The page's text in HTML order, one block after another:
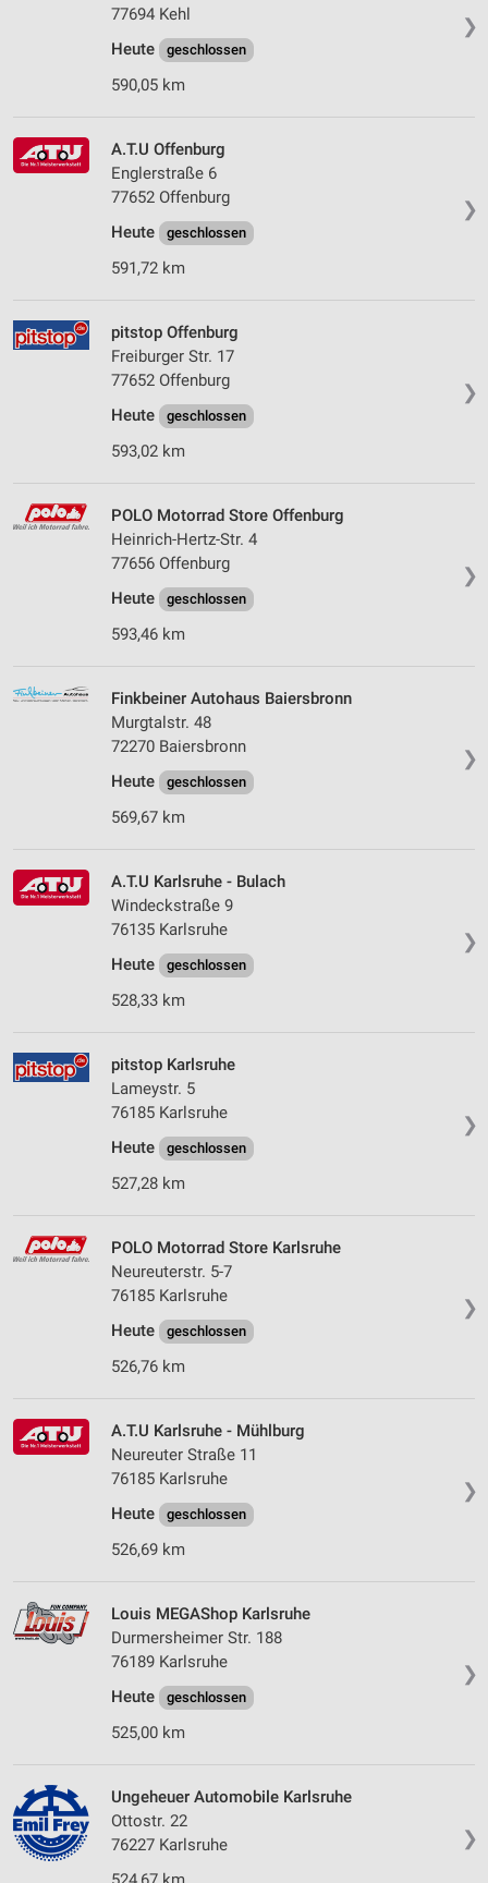
❯
77694 Kehl
Heute
geschlossen
590,05 km
❯
A.T.U Offenburg
Englerstraße 6
77652 Offenburg
Heute
geschlossen
591,72 km
❯
pitstop Offenburg
Freiburger Str. 17
77652 Offenburg
Heute
geschlossen
593,02 km
❯
POLO Motorrad Store Offenburg
Heinrich-Hertz-Str. 4
77656 Offenburg
Heute
geschlossen
593,46 km
❯
Finkbeiner Autohaus Baiersbronn
Murgtalstr. 48
72270 Baiersbronn
Heute
geschlossen
569,67 km
❯
A.T.U Karlsruhe - Bulach
Windeckstraße 9
76135 Karlsruhe
Heute
geschlossen
528,33 km
❯
pitstop Karlsruhe
Lameystr. 5
76185 Karlsruhe
Heute
geschlossen
527,28 km
❯
POLO Motorrad Store Karlsruhe
Neureuterstr. 5-7
76185 Karlsruhe
Heute
geschlossen
526,76 km
❯
A.T.U Karlsruhe - Mühlburg
Neureuter Straße 11
76185 Karlsruhe
Heute
geschlossen
526,69 km
❯
Louis MEGAShop Karlsruhe
Durmersheimer Str. 188
76189 Karlsruhe
Heute
geschlossen
525,00 km
❯
Ungeheuer Automobile Karlsruhe
Ottostr. 22
76227 Karlsruhe